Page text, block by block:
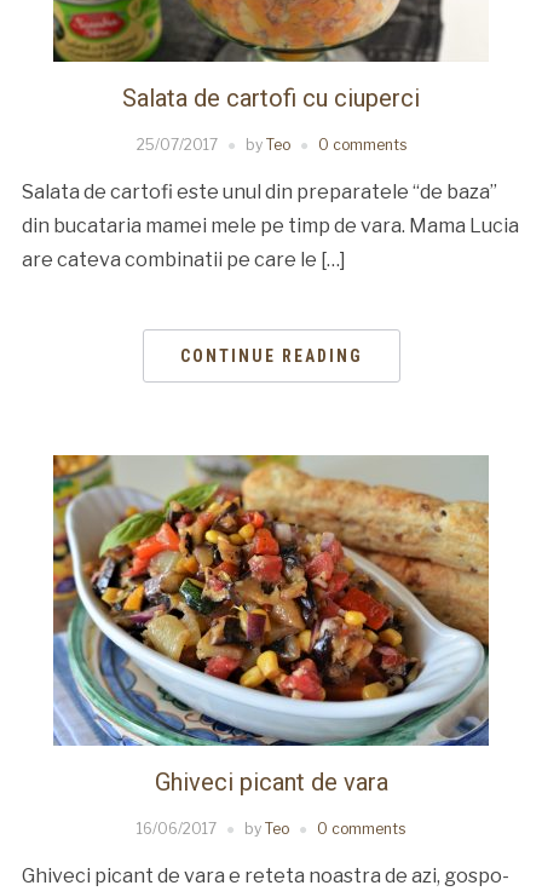
Salata de cartofi cu ciuperci
25/07/2017 by Teo 0 comments
Salata de cartofi este unul din preparatele “de baza”
din bucataria mamei mele pe timp de vara. Mama Lucia
are cateva combinatii pe care le […]
CONTINUE READING
Ghiveci picant de vara
16/06/2017 by Teo 0 comments
Ghiveci picant de vara e reteta noastra de azi, gospo-